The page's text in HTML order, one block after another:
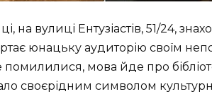
на вулиці Ентузіастів, 51/24,
юнацьку аудиторію своїм
помилилися, мова йде про
своєрідним символом